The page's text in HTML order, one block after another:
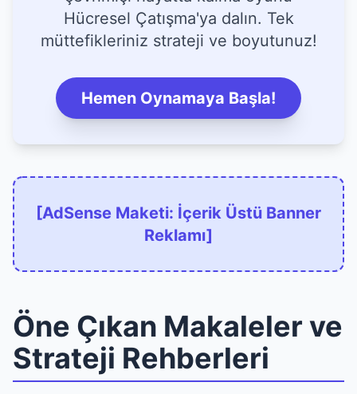
Hücresel Çatışma'ya dalın. Tek
müttefikleriniz strateji ve boyutunuz!
Hemen Oynamaya Başla!
[AdSense Maketi: İçerik Üstü Banner
Reklamı]
Öne Çıkan Makaleler ve
Strateji Rehberleri